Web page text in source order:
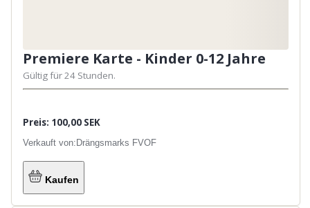
Premiere Karte - Kinder 0-12 Jahre
Gültig für 24 Stunden.
Preis: 100,00 SEK
Verkauft von: Drängsmarks FVOF
Kaufen